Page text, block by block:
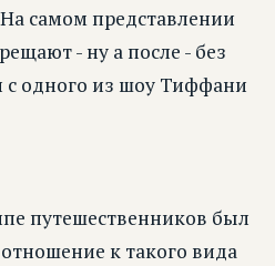
самом представлении
- ну а после - без
одного из шоу Тиффани
путешественников был
к такого вида